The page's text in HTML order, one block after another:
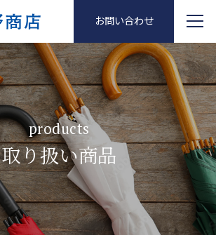
お問い合わせ
products
取り扱い商品